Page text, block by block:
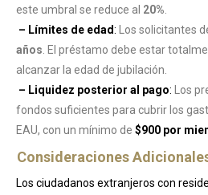
este umbral se reduce al 20%
– Límites de edad: Los solicitantes
años . El préstamo debe estar
alcanzar la edad de jubilación.
– Liquidez posterior al pago: Los
fondos suficientes para cubrir los
EAU, con un mínimo de $900 por
Consideraciones
Los ciudadanos extranjeros con